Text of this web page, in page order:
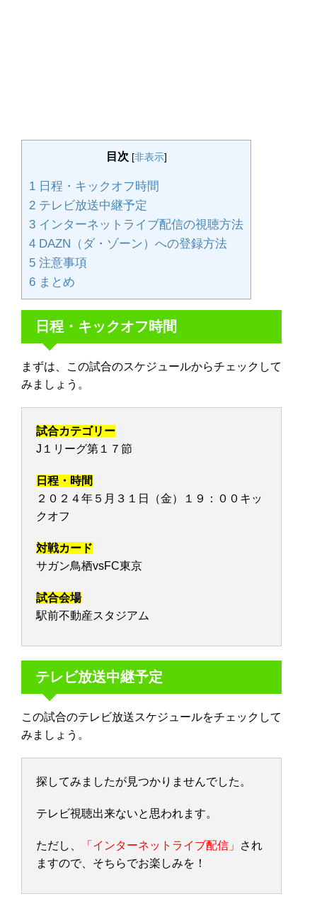
目次 [非表示]
1 日程・キックオフ時間
2 テレビ放送中継予定
3 インターネットライブ配信の視聴方法
4 DAZN（ダ・ゾーン）への登録方法
5 注意事項
6 まとめ
日程・キックオフ時間
まずは、この試合のスケジュールからチェックして
みましょう。
試合カテゴリー
J１リーグ第１７節
日程・時間
２０２４年５月３１日（金）１９：００キッ
クオフ
対戦カード
サガン鳥栖vsFC東京
試合会場
駅前不動産スタジアム
テレビ放送中継予定
この試合のテレビ放送スケジュールをチェックして
みましょう。
探してみましたが見つかりませんでした。
テレビ視聴出来ないと思われます。
ただし、 「インターネットライブ配信」
され
ますので、そちらでお楽しみを！